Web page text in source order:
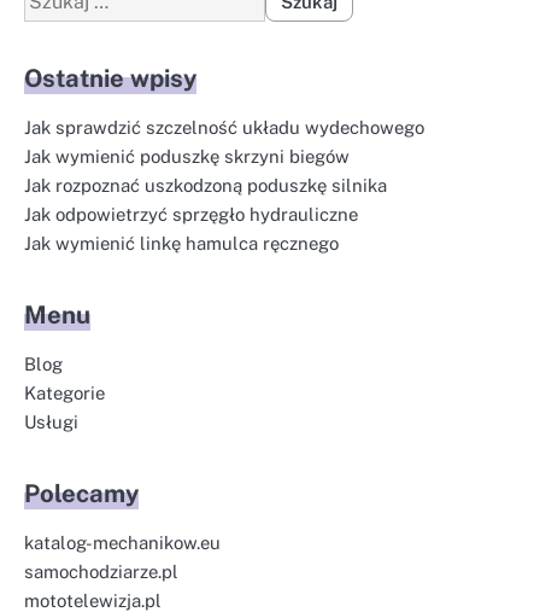
Ostatnie wpisy
Jak sprawdzić szczelność układu wydechowego
Jak wymienić poduszkę skrzyni biegów
Jak rozpoznać uszkodzoną poduszkę silnika
Jak odpowietrzyć sprzęgło hydrauliczne
Jak wymienić linkę hamulca ręcznego
Menu
Blog
Kategorie
Usługi
Polecamy
katalog-mechanikow.eu
samochodziarze.pl
mototelewizja.pl